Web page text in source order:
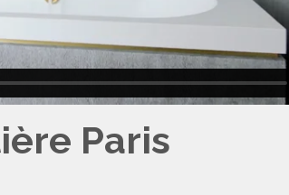
Paris